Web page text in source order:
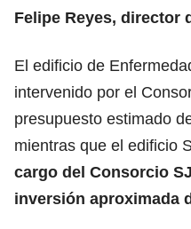
Felipe Reyes, director
El edificio de
intervenido por el
presupuesto estimado
mientras que el edificio
cargo del Consorcio
inversión aproximada